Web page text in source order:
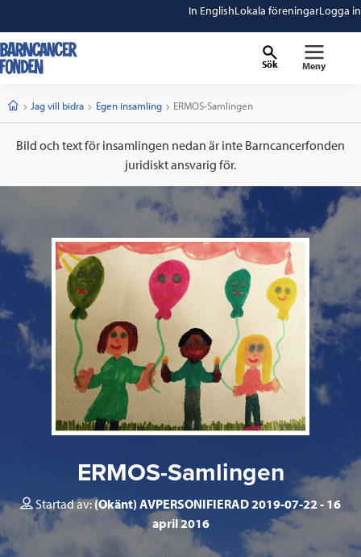
In EnglishLokala föreningarLogga in
Sök Meny
StartJag vill bidra Egen insamling Current:
ERMOS-Samlingen
Bild och text för insamlingen nedan är inte Barncancerfonden
juridiskt ansvarig för.
ERMOS-Samlingen
Startad av:(Okänt) AVPERSONIFIERAD 2019-07-22
16
april 2016